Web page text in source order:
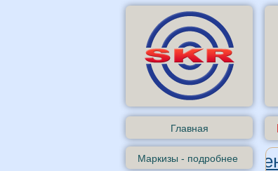
Главная
Маркизы - подробнее
Андроид-